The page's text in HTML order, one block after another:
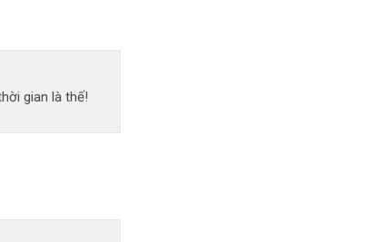
gian là thế!